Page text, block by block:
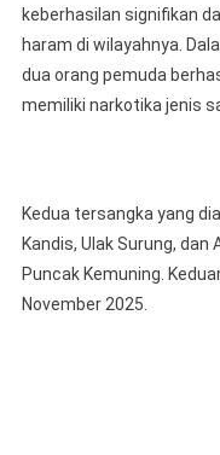
II
2025,
Dua
Setelah
keberhasilan signifikan
haram di wilayahnya.
dua orang pemuda
memiliki narkotika jenis
Kedua tersangka yang
Kandis, Ulak Surung, dan
Puncak Kemuning.
November 2025.